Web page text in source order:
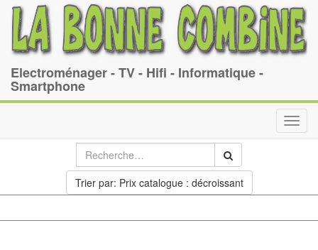
Electroménager - TV - Hifi - Informatique -
Smartphone
Trier par: Prix catalogue : décroissant